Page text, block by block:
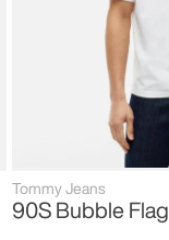
Tommy Jeans
90S Bubble Flag